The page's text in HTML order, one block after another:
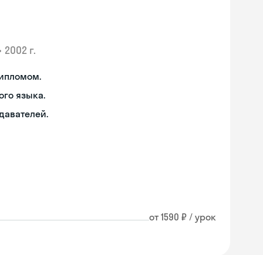
2002 г.
языка.
от 1590 ₽ / урок